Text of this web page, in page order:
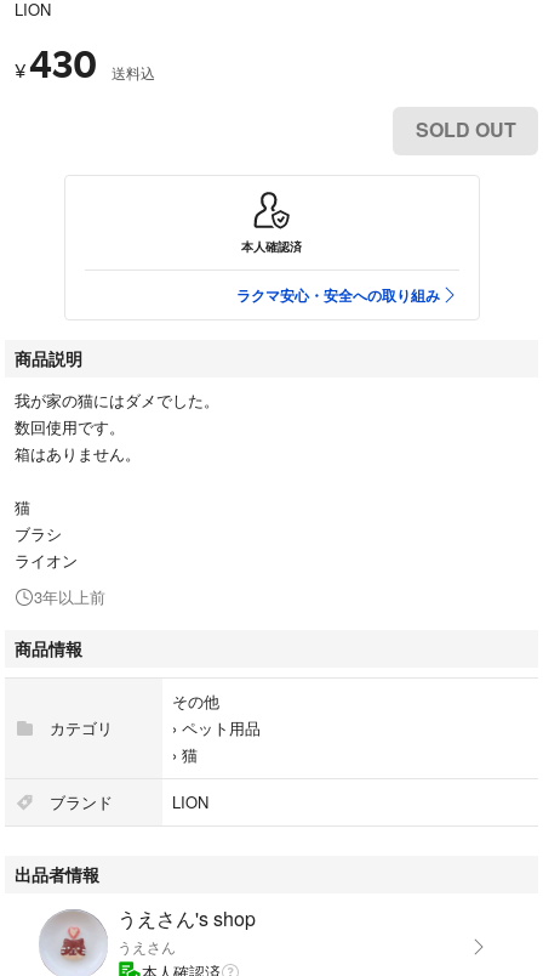
LION
¥430 送料込
SOLD OUT
本人確認済
ラクマ安心・安全への取り組み
商品説明
我が家の猫にはダメでした。
数回使用です。
箱はありません。
猫
ブラシ
ライオン
3年以上前
商品情報
カテゴリ
その他
› ペット用品
› 猫
ブランド LION
出品者情報
うえさん's shop
うえさん